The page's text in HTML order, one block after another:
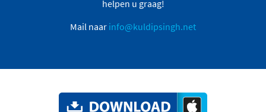
helpen u graag!
Mail naar info@kuldipsingh.net